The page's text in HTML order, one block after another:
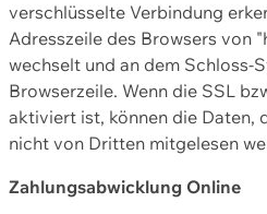
verschlüsselte Verbindung
Adresszeile des Browsers von
wechselt und an dem Schloss-
Browserzeile. Wenn die SSL
aktiviert ist, können die Daten,
nicht von Dritten mitgelesen
Zahlungsabwicklung Online